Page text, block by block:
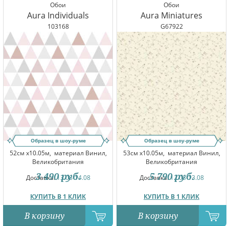
Обои
Aura Individuals
103168
Образец в шоу-руме
52см x10.05м, материал Винил,
Великобритания
Доставка:13.08-14.08
КУПИТЬ В 1 КЛИК
3 490 руб.
В корзину
Обои
Aura Miniatures
G67922
Образец в шоу-руме
53см x10.05м, материал Винил,
Великобритания
Доставка:12.08-13.08
КУПИТЬ В 1 КЛИК
5 790 руб.
В корзину